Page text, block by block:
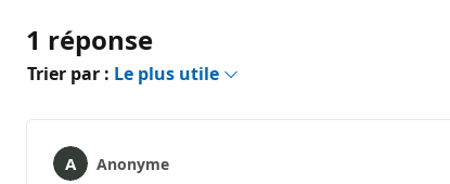
1 réponse
Trier par : Le plus utile
Anonyme